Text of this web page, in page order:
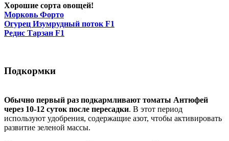
Хорошие сорта овощей!
Морковь Форто
Огурец Изумрудный поток F1
Редис Тарзан F1
Подкормки
Обычно первый раз подкармливают томаты Антюфей
через 10-12 суток после пересадки. В этот период
используют удобрения, содержащие азот, чтобы активировать
развитие зеленой массы.